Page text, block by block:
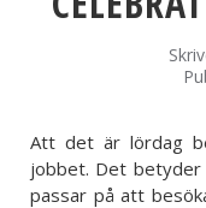
Att det är lördag
jobbet. Det betyder
passar på att